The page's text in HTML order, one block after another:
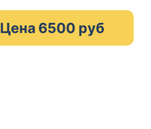
Цена 6500 руб